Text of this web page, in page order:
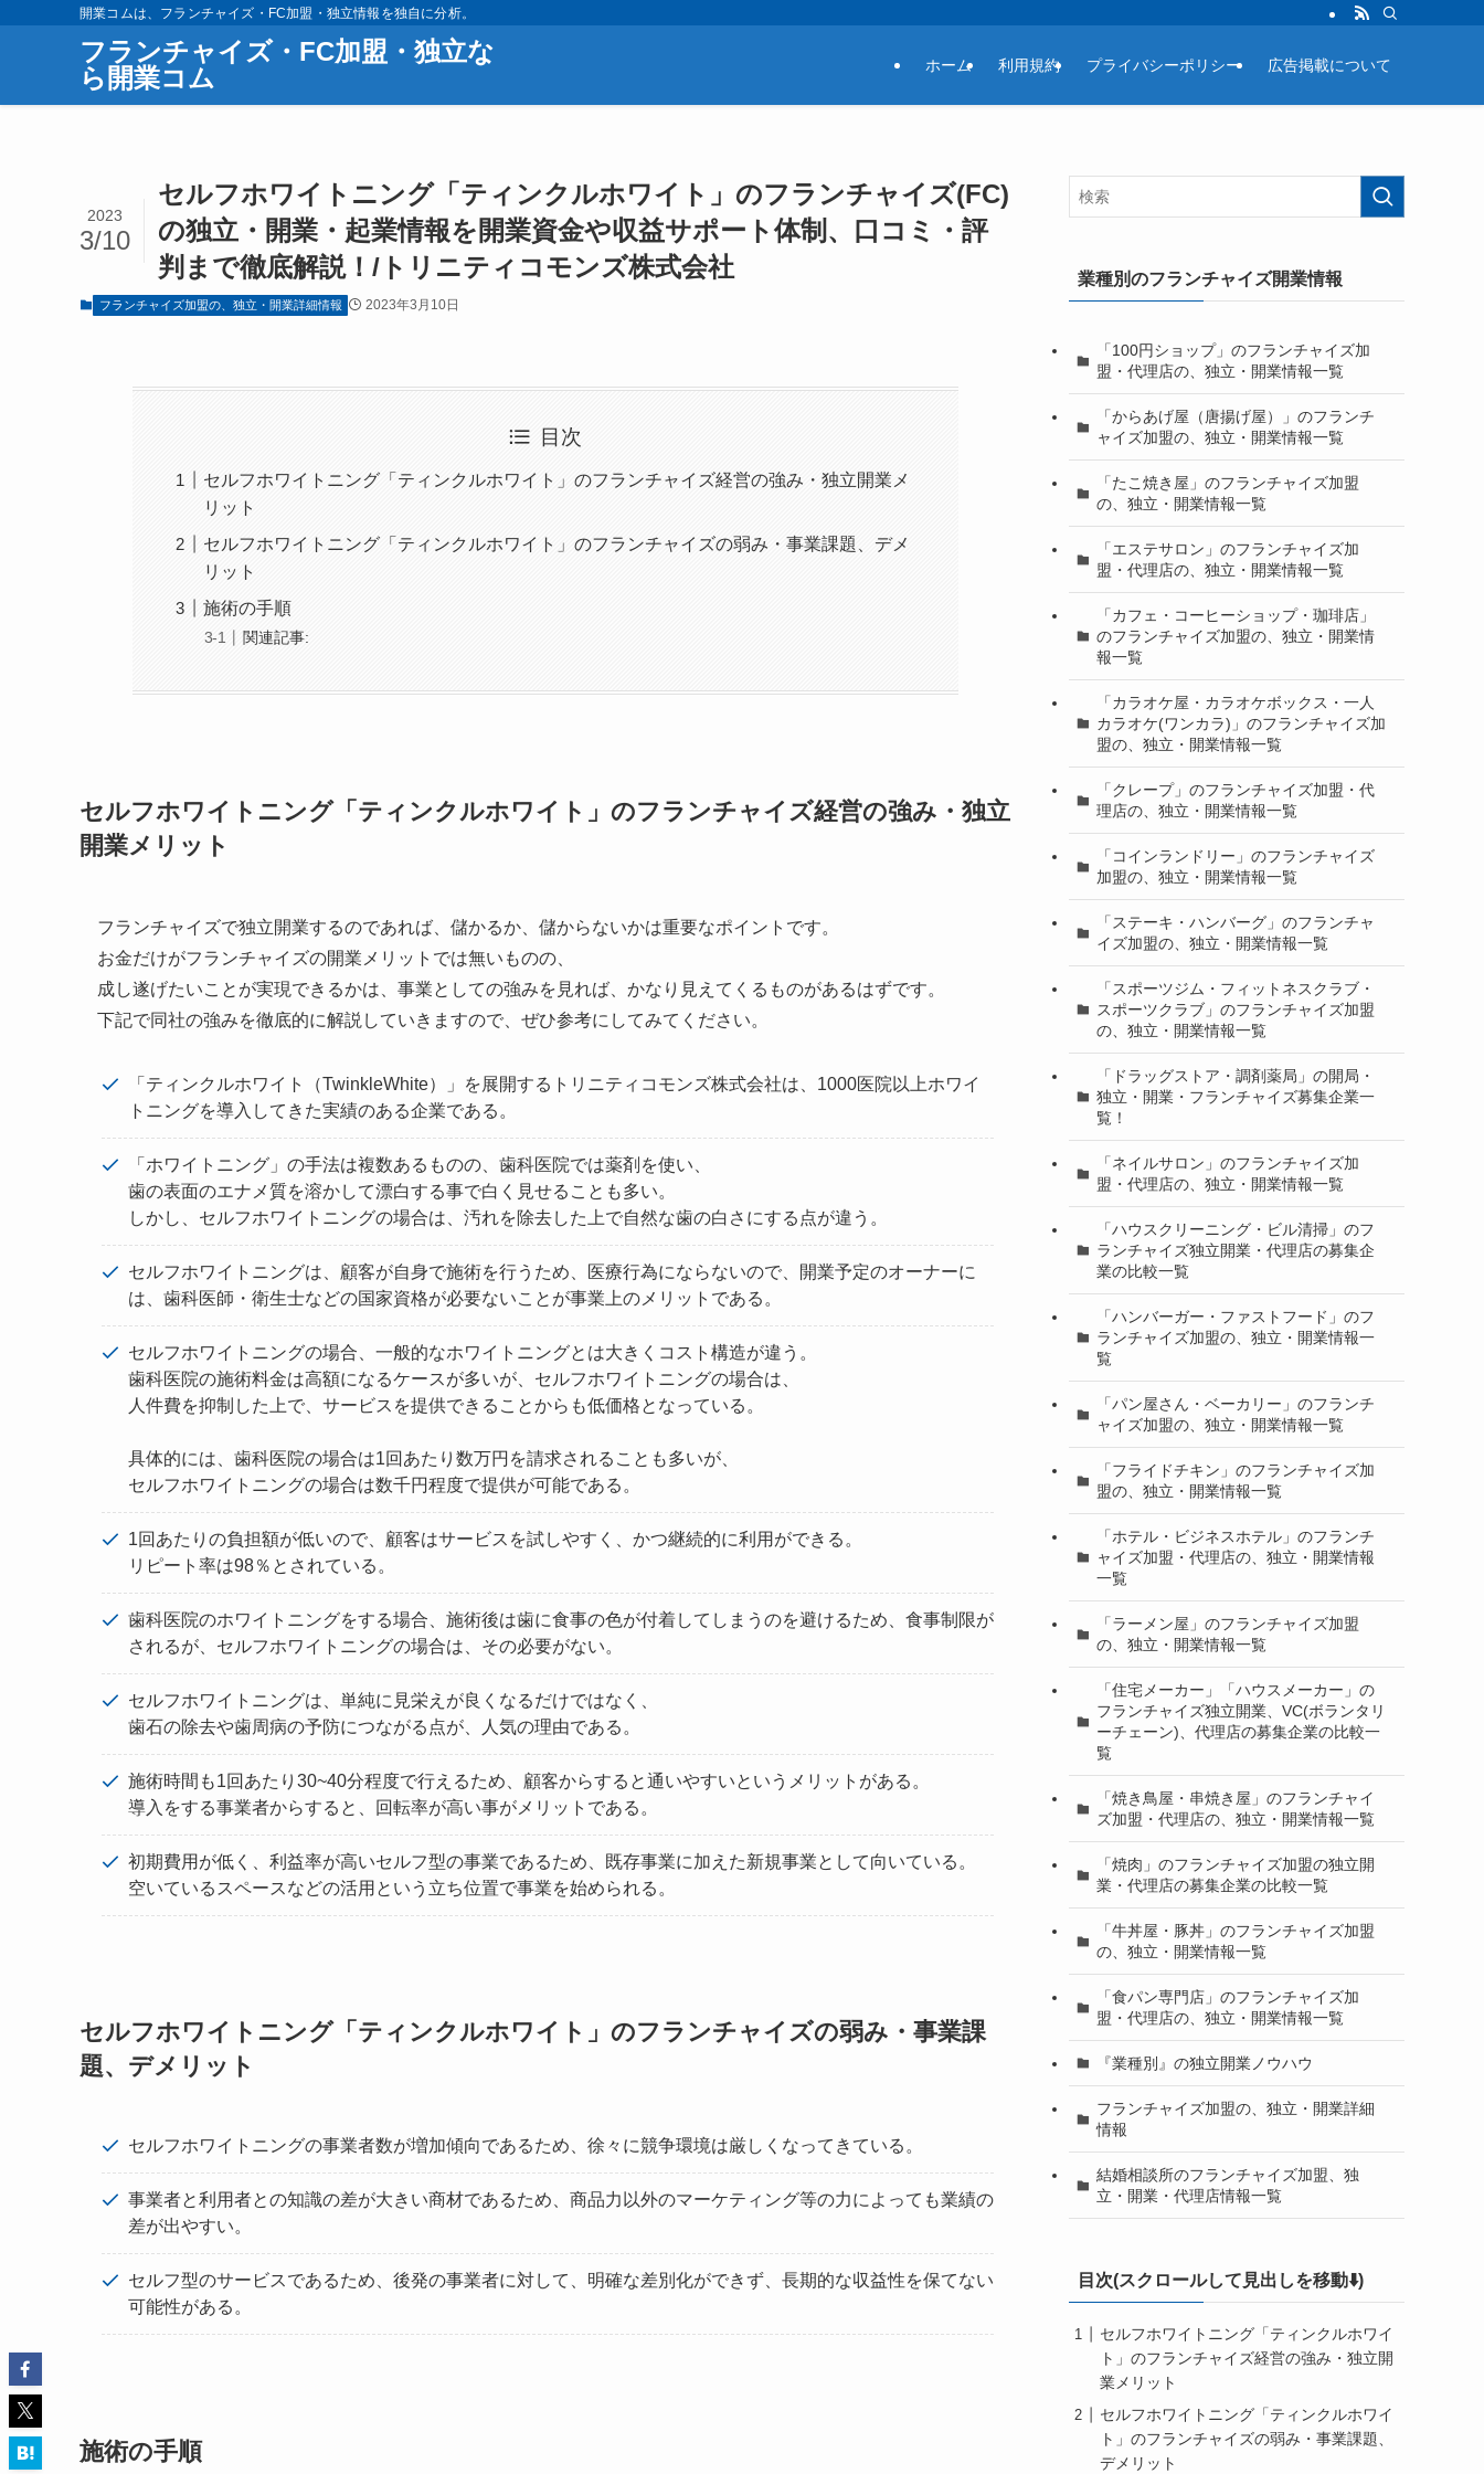
開業コムは、フランチャイズ・FC加盟・独立情報を独自に分析。
フランチャイズ・FC加盟・独立な
ら開業コム
ホーム 利用規約 プライバシーポリシー 広告掲載について
セルフホワイトニング「ティンクルホワイト」のフランチャイズ(FC)
の独立・開業・起業情報を開業資金や収益サポート体制、口コミ・評
判まで徹底解説！/トリニティコモンズ株式会社
2023
3/10
フランチャイズ加盟の、独立・開業詳細情報 2023年3月10日
目次
セルフホワイトニング「ティンクルホワイト」のフランチャイズ経営の強み・独立開業メ
リット
セルフホワイトニング「ティンクルホワイト」のフランチャイズの弱み・事業課題、デメ
リット
施術の手順
関連記事:
セルフホワイトニング「ティンクルホワイト」のフランチャイズ経営の強み・独立
開業メリット
フランチャイズで独立開業するのであれば、儲かるか、儲からないかは重要なポイントです。
お金だけがフランチャイズの開業メリットでは無いものの、
成し遂げたいことが実現できるかは、事業としての強みを見れば、かなり見えてくるものがあるはずです。
下記で同社の強みを徹底的に解説していきますので、ぜひ参考にしてみてください。
「ティンクルホワイト（TwinkleWhite）」を展開するトリニティコモンズ株式会社は、1000医院以上ホワイ
トニングを導入してきた実績のある企業である。
「ホワイトニング」の手法は複数あるものの、歯科医院では薬剤を使い、
歯の表面のエナメ質を溶かして漂白する事で白く見せることも多い。
しかし、セルフホワイトニングの場合は、汚れを除去した上で自然な歯の白さにする点が違う。
セルフホワイトニングは、顧客が自身で施術を行うため、医療行為にならないので、開業予定のオーナーに
は、歯科医師・衛生士などの国家資格が必要ないことが事業上のメリットである。
セルフホワイトニングの場合、一般的なホワイトニングとは大きくコスト構造が違う。
歯科医院の施術料金は高額になるケースが多いが、セルフホワイトニングの場合は、
人件費を抑制した上で、サービスを提供できることからも低価格となっている。
具体的には、歯科医院の場合は1回あたり数万円を請求されることも多いが、
セルフホワイトニングの場合は数千円程度で提供が可能である。
1回あたりの負担額が低いので、顧客はサービスを試しやすく、かつ継続的に利用ができる。
リピート率は98％とされている。
歯科医院のホワイトニングをする場合、施術後は歯に食事の色が付着してしまうのを避けるため、食事制限が
されるが、セルフホワイトニングの場合は、その必要がない。
セルフホワイトニングは、単純に見栄えが良くなるだけではなく、
歯石の除去や歯周病の予防につながる点が、人気の理由である。
施術時間も1回あたり30~40分程度で行えるため、顧客からすると通いやすいというメリットがある。
導入をする事業者からすると、回転率が高い事がメリットである。
初期費用が低く、利益率が高いセルフ型の事業であるため、既存事業に加えた新規事業として向いている。
空いているスペースなどの活用という立ち位置で事業を始められる。
セルフホワイトニング「ティンクルホワイト」のフランチャイズの弱み・事業課
題、デメリット
セルフホワイトニングの事業者数が増加傾向であるため、徐々に競争環境は厳しくなってきている。
事業者と利用者との知識の差が大きい商材であるため、商品力以外のマーケティング等の力によっても業績の
差が出やすい。
セルフ型のサービスであるため、後発の事業者に対して、明確な差別化ができず、長期的な収益性を保てない
可能性がある。
施術の手順
業種別のフランチャイズ開業情報
「100円ショップ」のフランチャイズ加
盟・代理店の、独立・開業情報一覧
「からあげ屋（唐揚げ屋）」のフランチ
ャイズ加盟の、独立・開業情報一覧
「たこ焼き屋」のフランチャイズ加盟
の、独立・開業情報一覧
「エステサロン」のフランチャイズ加
盟・代理店の、独立・開業情報一覧
「カフェ・コーヒーショップ・珈琲店」
のフランチャイズ加盟の、独立・開業情
報一覧
「カラオケ屋・カラオケボックス・一人
カラオケ(ワンカラ)」のフランチャイズ加
盟の、独立・開業情報一覧
「クレープ」のフランチャイズ加盟・代
理店の、独立・開業情報一覧
「コインランドリー」のフランチャイズ
加盟の、独立・開業情報一覧
「ステーキ・ハンバーグ」のフランチャ
イズ加盟の、独立・開業情報一覧
「スポーツジム・フィットネスクラブ・
スポーツクラブ」のフランチャイズ加盟
の、独立・開業情報一覧
「ドラッグストア・調剤薬局」の開局・
独立・開業・フランチャイズ募集企業一
覧！
「ネイルサロン」のフランチャイズ加
盟・代理店の、独立・開業情報一覧
「ハウスクリーニング・ビル清掃」のフ
ランチャイズ独立開業・代理店の募集企
業の比較一覧
「ハンバーガー・ファストフード」のフ
ランチャイズ加盟の、独立・開業情報一
覧
「パン屋さん・ベーカリー」のフランチ
ャイズ加盟の、独立・開業情報一覧
「フライドチキン」のフランチャイズ加
盟の、独立・開業情報一覧
「ホテル・ビジネスホテル」のフランチ
ャイズ加盟・代理店の、独立・開業情報
一覧
「ラーメン屋」のフランチャイズ加盟
の、独立・開業情報一覧
「住宅メーカー」「ハウスメーカー」の
フランチャイズ独立開業、VC(ボランタリ
ーチェーン)、代理店の募集企業の比較一
覧
「焼き鳥屋・串焼き屋」のフランチャイ
ズ加盟・代理店の、独立・開業情報一覧
「焼肉」のフランチャイズ加盟の独立開
業・代理店の募集企業の比較一覧
「牛丼屋・豚丼」のフランチャイズ加盟
の、独立・開業情報一覧
「食パン専門店」のフランチャイズ加
盟・代理店の、独立・開業情報一覧
『業種別』の独立開業ノウハウ
フランチャイズ加盟の、独立・開業詳細
情報
結婚相談所のフランチャイズ加盟、独
立・開業・代理店情報一覧
目次(スクロールして見出しを移動⬇️)
セルフホワイトニング「ティンクルホワイ
ト」のフランチャイズ経営の強み・独立開
業メリット
セルフホワイトニング「ティンクルホワイ
ト」のフランチャイズの弱み・事業課題、
デメリット